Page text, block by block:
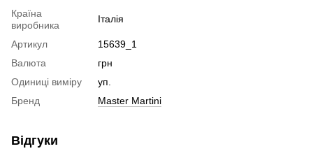
Країна
виробника
Італія
Артикул
15639_1
Валюта
грн
Одиниці виміру
уп.
Бренд
Master Martini
Відгуки